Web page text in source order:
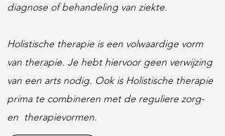
diagnose of behandeling van ziekte.
Holistische therapie is een volwaardige vorm
van therapie. Je hebt hiervoor geen verwijzing
van een arts nodig. Ook is Holistische therapie
prima te combineren met de reguliere zorg-
en therapievormen.